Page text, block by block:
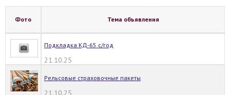
Фото Тема объявления
Подкладка КД-65 с/год
21.10.25
Рельсовые страховочные пакеты
21.10.25